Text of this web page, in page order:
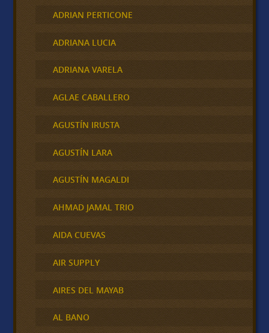
ADRIAN PERTICONE
ADRIANA LUCIA
ADRIANA VARELA
AGLAE CABALLERO
AGUSTÍN IRUSTA
AGUSTÍN LARA
AGUSTÍN MAGALDI
AHMAD JAMAL TRIO
AIDA CUEVAS
AIR SUPPLY
AIRES DEL MAYAB
AL BANO